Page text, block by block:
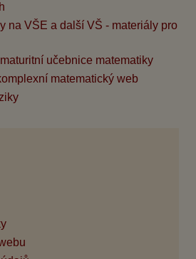
na VŠE a další VŠ - materiály pro
učebnice matematiky
matematický web